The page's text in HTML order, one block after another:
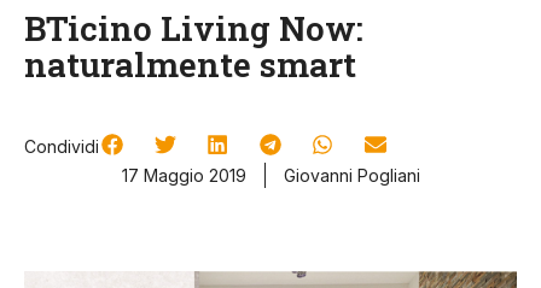
BTicino Living Now:
naturalmente smart
Condividi
17 Maggio 2019
Giovanni Pogliani